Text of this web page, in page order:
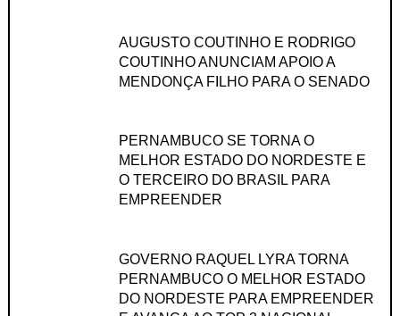
AUGUSTO COUTINHO E RODRIGO
COUTINHO ANUNCIAM APOIO A
MENDONÇA FILHO PARA O SENADO
PERNAMBUCO SE TORNA O
MELHOR ESTADO DO NORDESTE E
O TERCEIRO DO BRASIL PARA
EMPREENDER
GOVERNO RAQUEL LYRA TORNA
PERNAMBUCO O MELHOR ESTADO
DO NORDESTE PARA EMPREENDER